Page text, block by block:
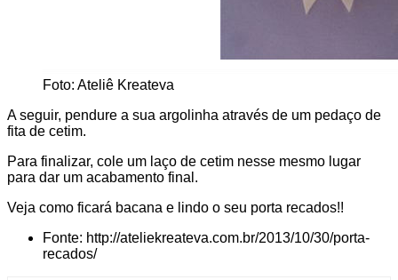
Foto: Ateliê Kreateva
A seguir, pendure a sua argolinha através de um pedaço de
fita de cetim.
Para finalizar, cole um laço de cetim nesse mesmo lugar
para dar um acabamento final.
Veja como ficará bacana e lindo o seu porta recados!!
Fonte: http://ateliekreateva.com.br/2013/10/30/porta-
recados/